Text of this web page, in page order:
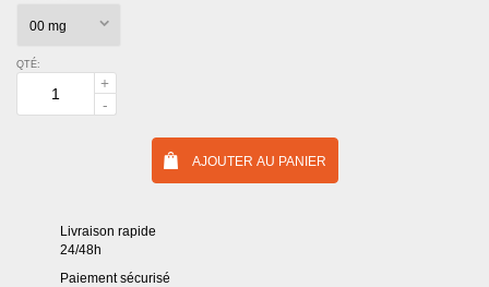
QTÉ:
AJOUTER AU PANIER
Livraison rapide
24/48h
Paiement sécurisé